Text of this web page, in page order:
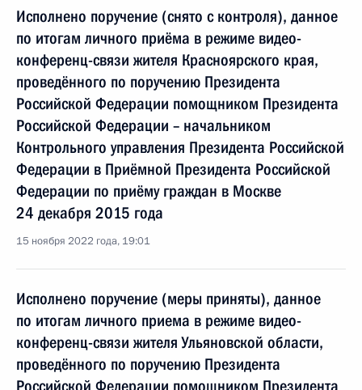
Исполнено поручение (снято с контроля), данное
по итогам личного приёма в режиме видео-
конференц-связи жителя Красноярского края,
проведённого по поручению Президента
Российской Федерации помощником Президента
Российской Федерации – начальником
Контрольного управления Президента Российской
Федерации в Приёмной Президента Российской
Федерации по приёму граждан в Москве
24 декабря 2015 года
15 ноября 2022 года, 19:01
Исполнено поручение (меры приняты), данное
по итогам личного приема в режиме видео-
конференц-связи жителя Ульяновской области,
проведённого по поручению Президента
Российской Федерации помощником Президента